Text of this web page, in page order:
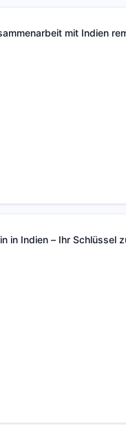
mit Indien
in Indien – Ihr Schlüssel